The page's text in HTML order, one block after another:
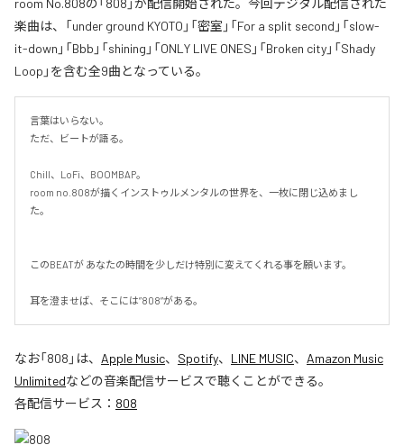
楽曲は、「under ground KYOTO」「密室」「For a split second」「slow-
it-down」「Bbb」「shining」「ONLY LIVE ONES」「Broken city」「Shady
Loop」を含む全9曲となっている。
言葉はいらない。
ただ、ビートが語る。
Chill、LoFi、BOOMBAP。
room no.808が描くインストゥルメンタルの世界を、一枚に閉じ込めまし
た。
このBEATが あなたの時間を少しだけ特別に変えてくれる事を願います。
耳を澄ませば、そこには”808”がある。
なお「808 」は、 Apple Music、 Spotify、 LINE MUSIC、 Amazon Music
Unlimitedなどの音楽配信サービスで聴くことができる。
各配信サービス： 808